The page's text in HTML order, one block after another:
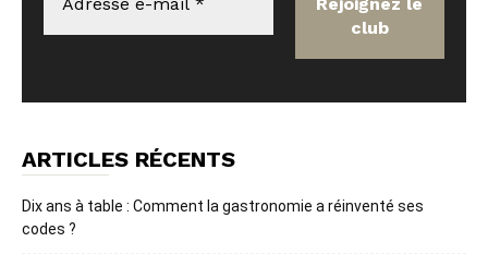
ARTICLES RÉCENTS
Dix ans à table : Comment la gastronomie a réinventé ses
codes ?